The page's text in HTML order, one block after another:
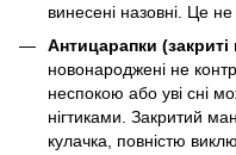
винесені назовні. Це
Антицарапки
новонароджені не
неспокою або уві сні
нігтиками. Закритий
кулачка, повністю